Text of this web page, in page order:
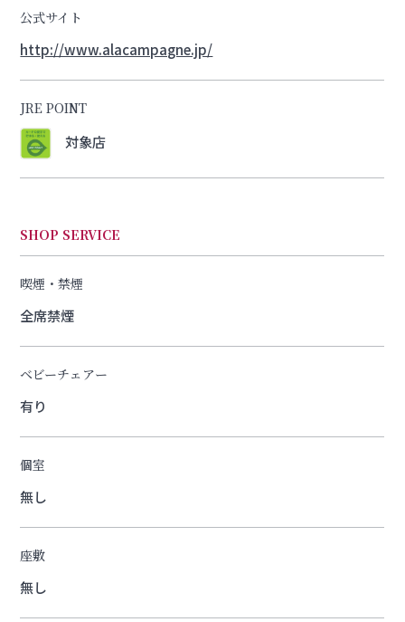
公式サイト
http://www.alacampagne.jp/
JRE POINT
対象店
SHOP SERVICE
喫煙・禁煙
全席禁煙
ベビーチェアー
有り
個室
無し
座敷
無し